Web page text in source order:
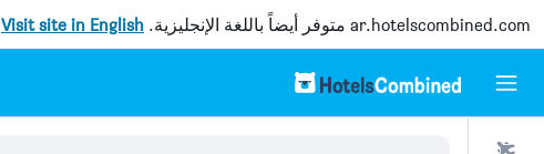
ar.hotelscombined.com متوفر أيضاً باللغة الإنجليزية. Visit site in English